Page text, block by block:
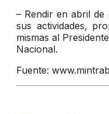
– Rendir en abril
sus actividades,
mismas al
Nacional.
Fuente: